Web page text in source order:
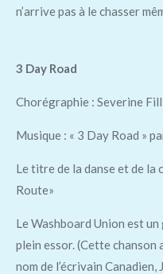
n’arrive pas à le chasser
3 Day Road
Chorégraphie : Severine
Musique : « 3 Day Road »
Le titre de la danse et de la
Route»
Le Washboard Union est
plein essor. (Cette chanson
nom de l’écrivain Canadien,